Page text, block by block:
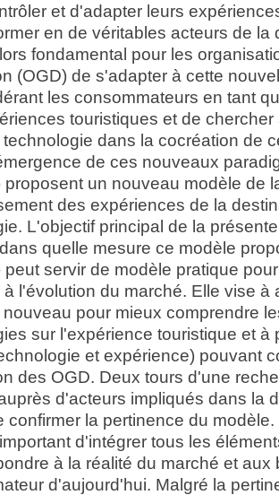
et d'adapter leurs
en de véritables acteurs de la
fondamental pour les
(OGD) de s'adapter à cette
les consommateurs en tant
touristiques et de
technologie dans la cocréation de
de ces nouveaux
proposent un nouveau modèle de
des expériences de la
L'objectif principal de la
quelle mesure ce modèle
peut servir de modèle pratique
l'évolution du marché. Elle vise à
pour mieux comprendre
sur l'expérience touristique et à
et expérience) pouvant
des OGD. Deux tours d'une
d'acteurs impliqués dans la
confirmer la pertinence du
d'intégrer tous les
à la réalité du marché et aux
d'aujourd'hui. Malgré la